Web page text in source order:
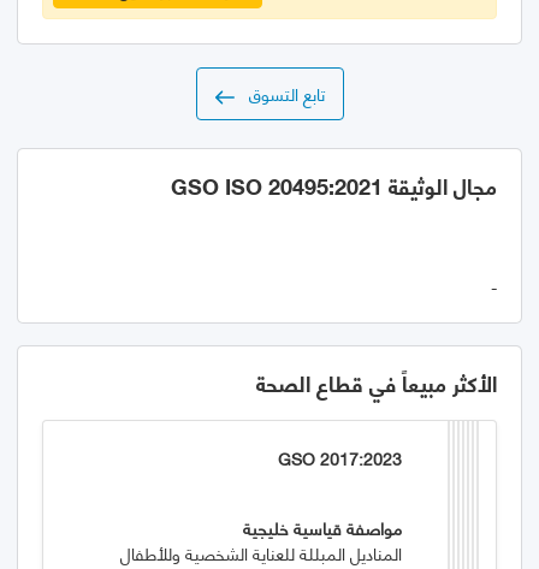
تابع التسوق
مجال الوثيقة GSO ISO 20495:2021
-
الأكثر مبيعاً في قطاع الصحة
GSO 2017:2023
مواصفة قياسية خليجية
المناديل المبللة للعناية الشخصية وللأطفال